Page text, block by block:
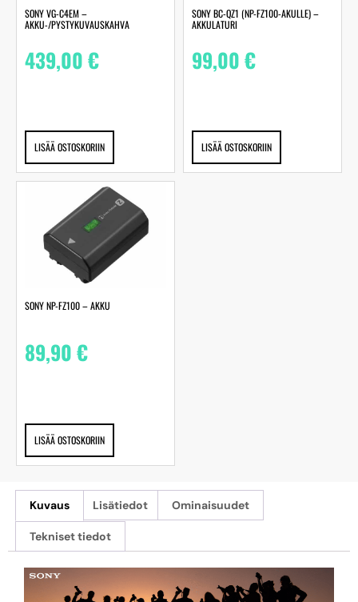
SONY VG-C4EM –
AKKU-/PYSTYKUVAUSKAHVA
439,00€
LISÄÄ OSTOSKORIIN
SONY BC-QZ1 (NP-FZ100-AKULLE) –
AKKULATURI
99,00€
LISÄÄ OSTOSKORIIN
SONY NP-FZ100 – AKKU
89,90€
LISÄÄ OSTOSKORIIN
Kuvaus Lisätiedot Ominaisuudet
Tekniset tiedot